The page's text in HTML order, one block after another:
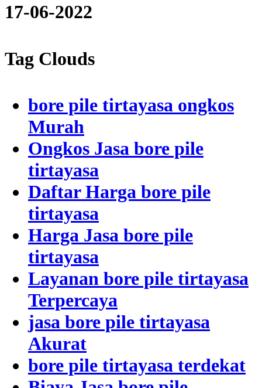
17-06-2022
Tag Clouds
bore pile tirtayasa ongkos
Murah
Ongkos Jasa bore pile
tirtayasa
Daftar Harga bore pile
tirtayasa
Harga Jasa bore pile
tirtayasa
Layanan bore pile tirtayasa
Terpercaya
jasa bore pile tirtayasa
Akurat
bore pile tirtayasa terdekat